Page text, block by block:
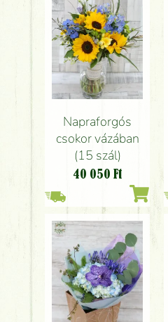
Napraforgós
csokor vázában
(15 szál)
40 050 Ft